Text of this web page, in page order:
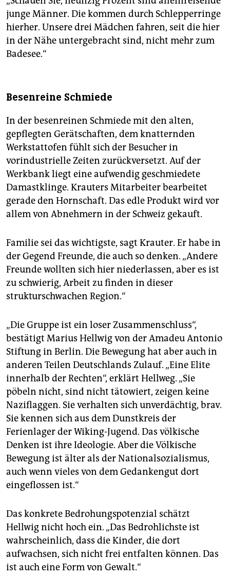
junge Männer. Die kommen durch Schlepperringe
hierher. Unsere drei Mädchen fahren, seit die hier
in der Nähe untergebracht sind, nicht mehr zum
Badesee.“
Besenreine Schmiede
In der besenreinen Schmiede mit den alten,
gepflegten Gerätschaften, dem knatternden
Werkstattofen fühlt sich der Besucher in
vorindustrielle Zeiten zurückversetzt. Auf der
Werkbank liegt eine aufwendig geschmiedete
Damastklinge. Krauters Mitarbeiter bearbeitet
gerade den Hornschaft. Das edle Produkt wird vor
allem von Abnehmern in der Schweiz gekauft.
Familie sei das wichtigste, sagt Krauter. Er habe in
der Gegend Freunde, die auch so denken. „Andere
Freunde wollten sich hier niederlassen, aber es ist
zu schwierig, Arbeit zu finden in dieser
strukturschwachen Region.“
„Die Gruppe ist ein loser Zusammenschluss“,
bestätigt Marius Hellwig von der Amadeu Antonio
Stiftung in Berlin. Die Bewegung hat aber auch in
anderen Teilen Deutschlands Zulauf. „Eine Elite
innerhalb der Rechten“, erklärt Hellweg. „Sie
pöbeln nicht, sind nicht tätowiert, zeigen keine
Naziflaggen. Sie verhalten sich unverdächtig, brav.
Sie kennen sich aus dem Dunstkreis der
Ferienlager der Wiking-Jugend. Das völkische
Denken ist ihre Ideologie. Aber die Völkische
Bewegung ist älter als der Nationalsozialismus,
auch wenn vieles von dem Gedankengut dort
eingeflossen ist.“
Das konkrete Bedrohungspotenzial schätzt
Hellwig nicht hoch ein. „Das Bedrohlichste ist
wahrscheinlich, dass die Kinder, die dort
aufwachsen, sich nicht frei entfalten können. Das
ist auch eine Form von Gewalt.“